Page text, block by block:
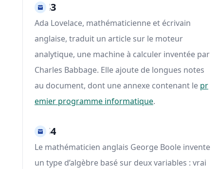
1843
Ada Lovelace, mathématicienne et écrivain
anglaise, traduit un article sur le moteur
analytique, une machine à calculer inventée par
Charles Babbage. Elle ajoute de longues notes
au document, dont une annexe contenant le pr
emier programme informatique.
1854
Le mathématicien anglais George Boole invente
un type d’algèbre basé sur deux variables : vrai